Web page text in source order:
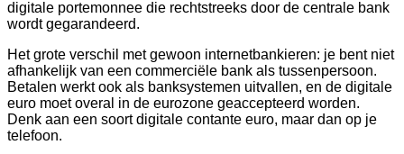
digitale portemonnee die rechtstreeks door de centrale bank
wordt gegarandeerd.
Het grote verschil met gewoon internetbankieren: je bent niet
afhankelijk van een commerciële bank als tussenpersoon.
Betalen werkt ook als banksystemen uitvallen, en de digitale
euro moet overal in de eurozone geaccepteerd worden.
Denk aan een soort digitale contante euro, maar dan op je
telefoon.